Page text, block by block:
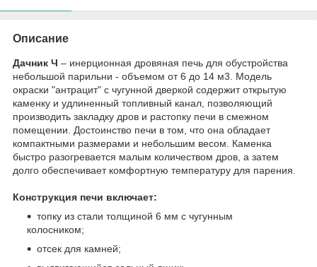
Описание
Дачник Ч – инерционная дровяная печь для обустройства
небольшой парильни - объемом от 6 до 14 м3. Модель
окраски "антрацит" с чугунной дверкой содержит открытую
каменку и удлиненный топливный канал, позволяющий
производить закладку дров и растопку печи в смежном
помещении. Достоинство печи в том, что она обладает
компактными размерами и небольшим весом. Каменка
быстро разогревается малым количеством дров, а затем
долго обеспечивает комфортную температуру для парения.
Конструкция печи включает:
топку из стали толщиной 6 мм с чугунным
колосником;
отсек для камней;